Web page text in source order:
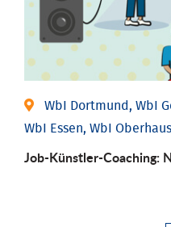
WbI Dortmund, WbI
WbI Essen, WbI
Job-Künstler-Coaching: